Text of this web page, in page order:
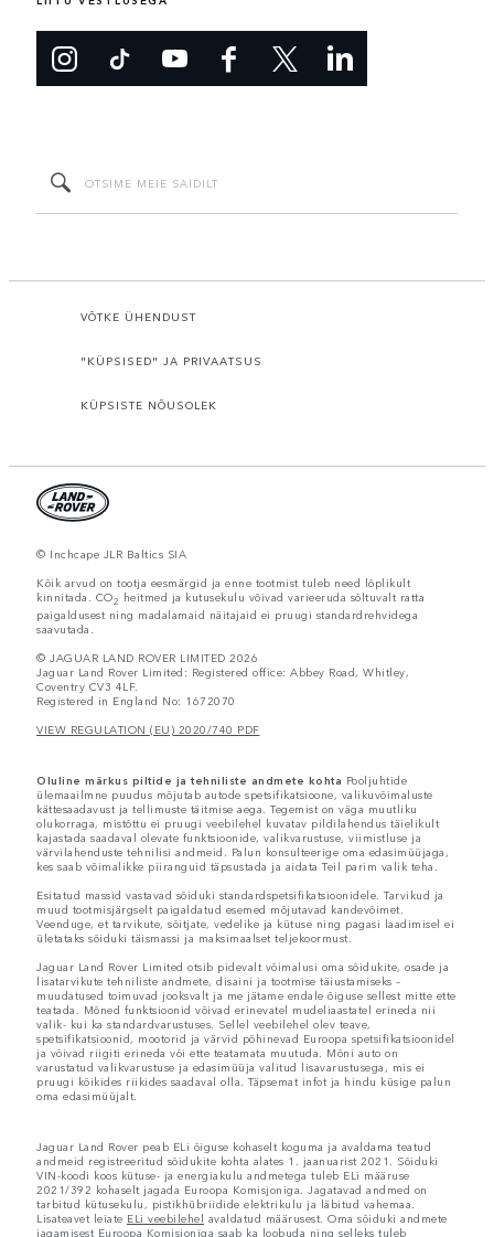
VÕTKE ÜHENDUST
"KÜPSISED" JA PRIVAATSUS
KÜPSISTE NÕUSOLEK
© Inchcape JLR Baltics SIA
Kõik arvud on tootja eesmärgid ja enne tootmist tuleb need lõplikult
kinnitada. CO2 heitmed ja kutusekulu võivad varieeruda sõltuvalt ratta
paigaldusest ning madalamaid näitajaid ei pruugi standardrehvidega
saavutada.
© JAGUAR LAND ROVER LIMITED 2026
Jaguar Land Rover Limited: Registered office: Abbey Road, Whitley,
Coventry CV3 4LF.
Registered in England No: 1672070
VIEW REGULATION (EU) 2020/740 PDF
Oluline märkus piltide ja tehniliste andmete kohta Pooljuhtide
ülemaailmne puudus mõjutab autode spetsifikatsioone, valikuvõimaluste
kättesaadavust ja tellimuste täitmise aega. Tegemist on väga muutliku
olukorraga, mistõttu ei pruugi veebilehel kuvatav pildilahendus täielikult
kajastada saadaval olevate funktsioonide, valikvarustuse, viimistluse ja
värvilahenduste tehnilisi andmeid. Palun konsulteerige oma edasimüüjaga,
kes saab võimalikke piiranguid täpsustada ja aidata Teil parim valik teha.
Esitatud massid vastavad sõiduki standardspetsifikatsioonidele. Tarvikud ja
muud tootmisjärgselt paigaldatud esemed mõjutavad kandevõimet.
Veenduge, et tarvikute, sõitjate, vedelike ja kütuse ning pagasi laadimisel ei
ületataks sõiduki täismassi ja maksimaalset teljekoormust.
Jaguar Land Rover Limited otsib pidevalt võimalusi oma sõidukite, osade ja
lisatarvikute tehniliste andmete, disaini ja tootmise täiustamiseks –
muudatused toimuvad jooksvalt ja me jätame endale õiguse sellest mitte ette
teatada. Mõned funktsioonid võivad erinevatel mudeliaastatel erineda nii
valik- kui ka standardvarustuses. Sellel veebilehel olev teave,
spetsifikatsioonid, mootorid ja värvid põhinevad Euroopa spetsifikatsioonidel
ja võivad riigiti erineda või ette teatamata muutuda. Mõni auto on
varustatud valikvarustuse ja edasimüüja valitud lisavarustusega, mis ei
pruugi kõikides riikides saadaval olla. Täpsemat infot ja hindu küsige palun
oma edasimüüjalt.
Jaguar Land Rover peab ELi õiguse kohaselt koguma ja avaldama teatud
andmeid registreeritud sõidukite kohta alates 1. jaanuarist 2021. Sõiduki
VIN-koodi koos kütuse- ja energiakulu andmetega tuleb ELi määruse
2021/392 kohaselt jagada Euroopa Komisjoniga. Jagatavad andmed on
tarbitud kütusekulu, pistikhübriidide elektrikulu ja läbitud vahemaa.
Lisateavet leiate ELi veebilehel avaldatud määrusest. Oma sõiduki andmete
jagamisest Euroopa Komisjoniga saab ka loobuda ning selleks tuleb